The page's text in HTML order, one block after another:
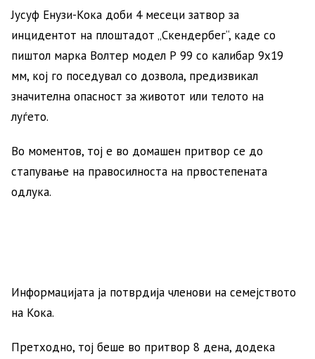
Јусуф Енузи-Кока доби 4 месеци затвор за
инцидентот на плоштадот „Скендербег“, каде со
пиштол марка Волтер модел Р 99 со калибар 9х19
мм, кој го поседувал со дозвола, предизвикал
значителна опасност за животот или телото на
луѓето.
Во моментов, тој е во домашен притвор се до
стапување на правосилноста на првостепената
одлука.
Информацијата ја потврдија членови на семејството
на Кока.
Претходно, тој беше во притвор 8 дена, додека